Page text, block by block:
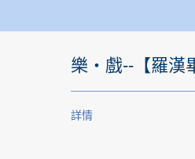
樂‧戲--【羅漢
詳情